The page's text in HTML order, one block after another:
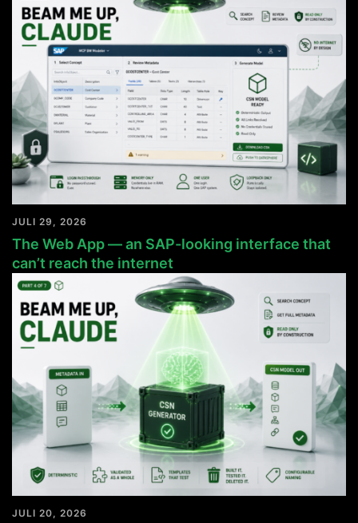
JULI 29, 2026
The Web App — an SAP-looking interface that
can’t reach the internet
JULI 20, 2026